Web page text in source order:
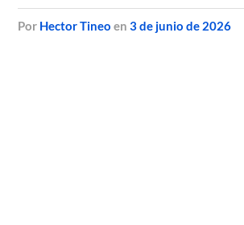
por Hector Tineo en3 de junio de 2026